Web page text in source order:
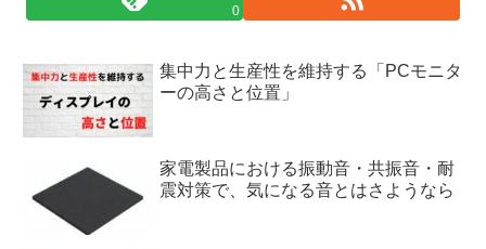
0
集中力と生産性を維持する「PCモニタ
ーの高さと位置」
家電製品における振動音・共振音・耐
震対策で、気になる音とはさようなら